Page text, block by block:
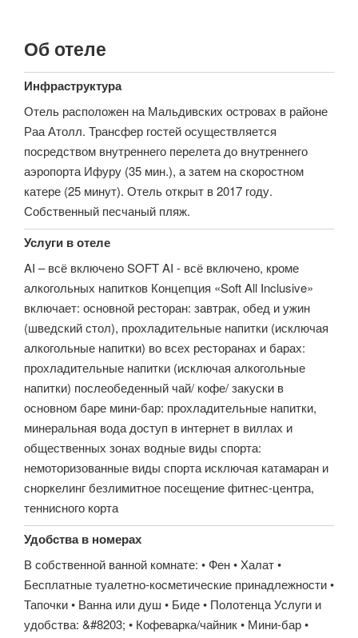
Об отеле
Инфраструктура
Отель расположен на Мальдивских островах в районе
Раа Атолл. Трансфер гостей осуществляется
посредством внутреннего перелета до внутреннего
аэропорта Ифуру (35 мин.), а затем на скоростном
катере (25 минут). Отель открыт в 2017 году.
Собственный песчаный пляж.
Услуги в отеле
AI – всё включено SOFT AI - всё включено, кроме
алкогольных напитков Концепция «Soft All Inclusive»
включает: основной ресторан: завтрак, обед и ужин
(шведский стол), прохладительные напитки (исключая
алкогольные напитки) во всех ресторанах и барах:
прохладительные напитки (исключая алкогольные
напитки) послеобеденный чай/ кофе/ закуски в
основном баре мини-бар: прохладительные напитки,
минеральная вода доступ в интернет в виллах и
общественных зонах водные виды спорта:
немоторизованные виды спорта исключая катамаран и
сноркелинг безлимитное посещение фитнес-центра,
теннисного корта
Удобства в номерах
В собственной ванной комнате: • Фен • Халат •
Бесплатные туалетно-косметические принадлежности •
Тапочки • Ванна или душ • Биде • Полотенца Услуги и
удобства: &#8203; • Кофеварка/чайник • Мини-бар •